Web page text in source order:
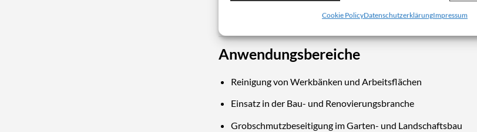
Cookie PolicyDatenschutzerklärungImpressum
✔ Vielseitig einsetzbar: Haushalt, Baustelle, Werkstatt, Garten
Anwendungsbereiche
Reinigung von Werkbänken und Arbeitsflächen
Einsatz in der Bau- und Renovierungsbranche
Grobschmutzbeseitigung im Garten- und Landschaftsbau